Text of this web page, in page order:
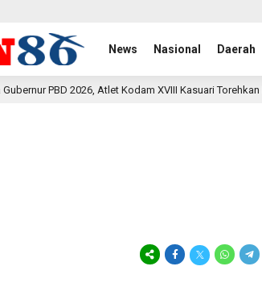
News Nasional Daerah
XVIII Kasuari Torehkan Prestasi Gemilang